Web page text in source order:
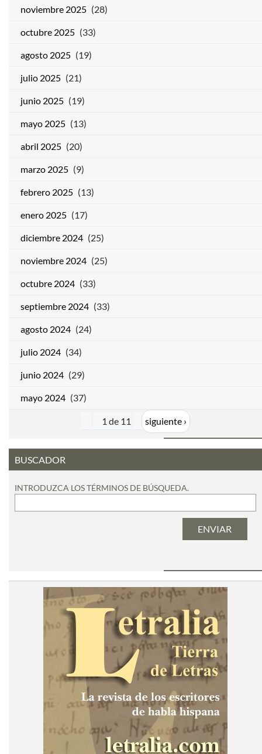
noviembre 2025 (28)
octubre 2025 (33)
agosto 2025 (19)
julio 2025 (21)
junio 2025 (19)
mayo 2025 (13)
abril 2025 (20)
marzo 2025 (9)
febrero 2025 (13)
enero 2025 (17)
diciembre 2024 (25)
noviembre 2024 (25)
octubre 2024 (33)
septiembre 2024 (33)
agosto 2024 (24)
julio 2024 (34)
junio 2024 (29)
mayo 2024 (37)
1 de 11 siguiente ›
BUSCADOR
INTRODUZCA LOS TÉRMINOS DE BÚSQUEDA.